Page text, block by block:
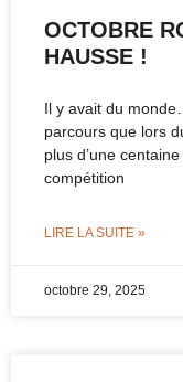
OCTOBRE
HAUSSE !
Il y avait du
parcours que lors
plus d’une
compétition
LIRE LA SUITE »
octobre 29, 2025